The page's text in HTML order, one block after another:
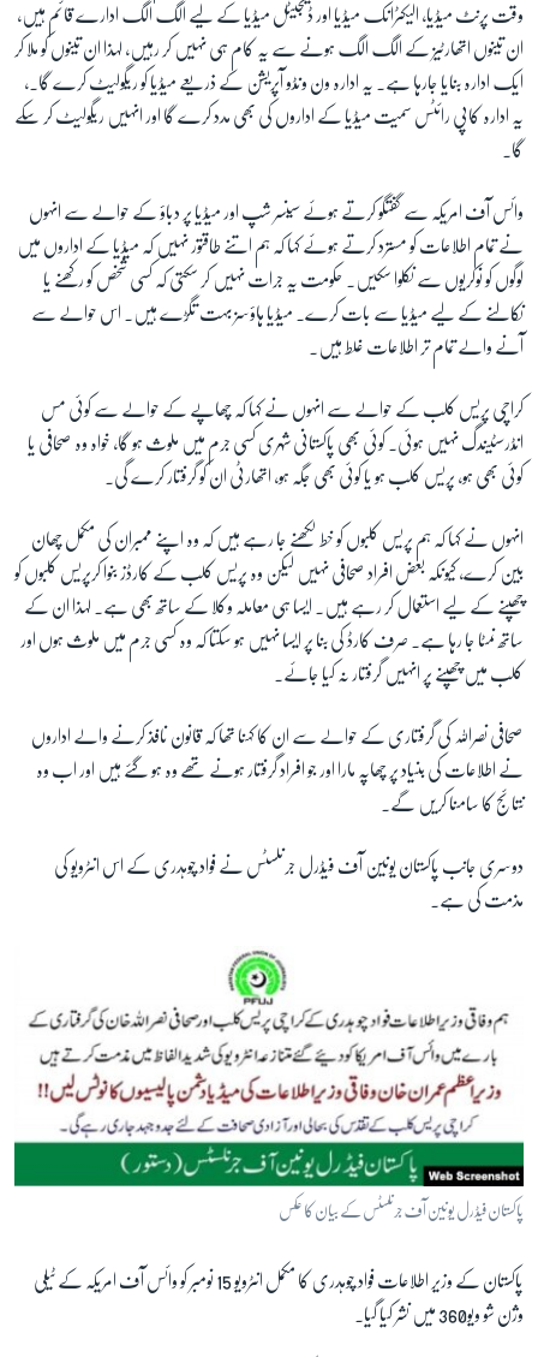
زبان
وقت پرنٹ میڈیا، الیکٹرانک میڈیا اور ڈیجیٹل میڈیا کے لیے الگ الگ ادارے قائم ہیں،
ان تینوں اتھارٹیز کے الگ الگ ہونے سے یہ کام ہی نہیں کر رہیں، لہذا ان تینوں کو ملا کر
ایک ادارہ بنایا جارہا ہے۔ یہ ادارہ ون ونڈو آپریشن کے ذریعے میڈیا کو ریگولیٹ کرے گا۔،
یہ ادارہ کاپی رائٹس سمیت میڈیا کے اداروں کی بھی مدد کرے گا اور انہیں ریگولیٹ کر سکے
گا۔
وائس آف امریکہ سے گفتگو کرتے ہوئے سینسر شپ اور میڈیا پر دباؤ کے حوالے سے انہوں
نے تمام اطلاعات کو مسترد کرتے ہوئے کہا کہ ہم اتنے طاقتور نہیں کہ میڈیا کے اداروں میں
لوگوں کو نوکریوں سے نکلوا سکیں۔ حکومت یہ جرات نہیں کر سکتی کہ کسی شخص کو رکھنے یا
نکالنے کے لیے میڈیا سے بات کرے۔ میڈیا ہاؤسز بہت تگڑے ہیں۔ اس حوالے سے
آنے والے تمام تر اطلاعات غلط ہیں۔
کراچی پریس کلب کے حوالے سے انہوں نے کہا کہ چھاپے کے حوالے سے کوئی مس
انڈرسٹیندگ نہیں ہوئی۔ کوئی بھی پاکستانی شہری کسی جرم میں ملوث ہو گا، خواہ وہ صحافی یا
کوئی بھی ہو، پریس کلب ہو یا کوئی بھی جگہ ہو، اتھارٹی ان کو گرفتار کرے گی۔
انہوں نے کہا کہ ہم پریس کلبوں کو خط لکھنے جا رہے ہیں کہ وہ اپنے ممبران کی مکمل چھان
بین کرے، کیونکہ بعض افراد صحافی نہیں لیکن وہ پریس کلب کے کارڈز بنوا کرپریس کلبوں کو
چھپنے کے لیے استعمال کر رہے ہیں۔ ایسا ہی معاملہ وکلا کے ساتھ بھی ہے۔ لہذا ان کے
ساتھ نمٹا جا رہا ہے۔ صرف کارڈ کی بنا پر ایسا نہیں ہو سکتا کہ وہ کسی جرم میں ملوث ہوں اور
کلب میں چھپنے پر انہیں گرفتار نہ کیا جائے۔
صحافی نصراللہ کی گرفتاری کے حوالے سے ان کا کہنا تھا کہ قانون نافذ کرنے والے اداروں
نے اطلاعات کی بنیاد پر چھاپہ مارا اور جو افراد گرفتار ہونے تھے وہ ہو گئے ہیں اور اب وہ
نتائج کا سامنا کریں گے۔
دوسری جانب پاکستان یونین آف فیڈرل جرنلسٹس نے فواد چوہدری کے اس انٹرویو کی
مذمت کی ہے۔
پاکستان فیڈرل یونین آف جرنلسٹس کے بیان کا عکس
پاکستان کے وزیر اطلاعات فواد چوہدری کا مکمل انٹرویو 15 نومبر کو وائس آف امریکہ کے ٹیلی
وژن شو ویو360 میں نشر کیا گیا۔